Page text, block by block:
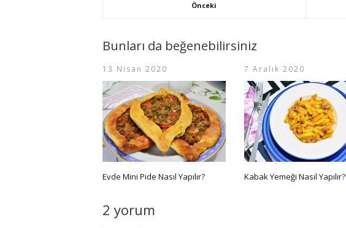
Önceki
Bunları da beğenebilirsiniz
13 Nisan 2020
Evde Mini Pide Nasıl Yapılır?
7 Aralık 2020
Kabak Yemeği Nasıl Yapılır?
2 yorum